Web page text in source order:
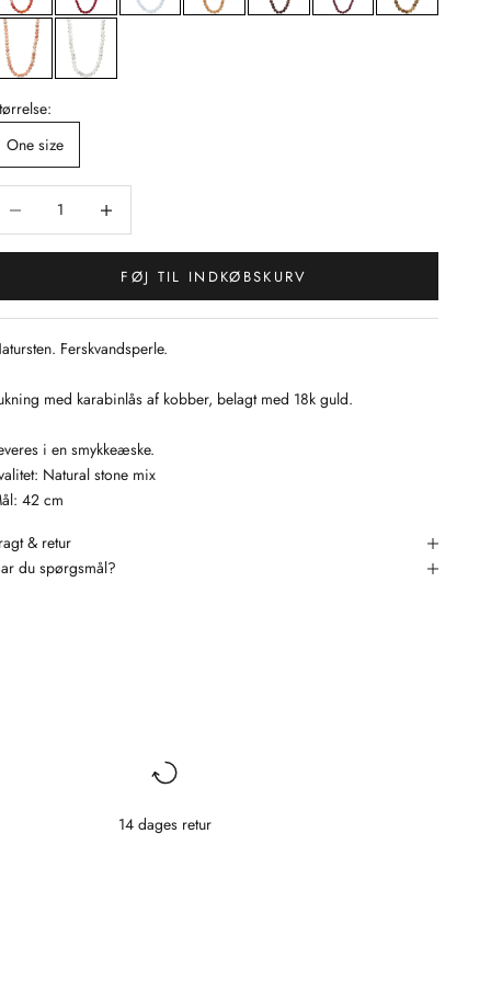
One size
FØJ TIL INDKØBSKURV
Ferskvandsperle.
med karabinlås af kobber, belagt med 18k guld.
i en smykkeæske.
Natural stone mix
42 cm
& retur
du spørgsmål?
14 dages retur